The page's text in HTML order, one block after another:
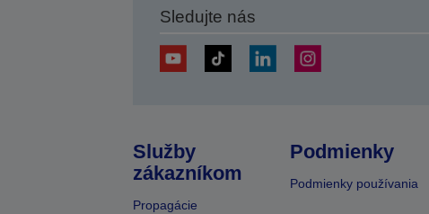
Sledujte nás
Služby
zákazníkom
Propagácie
Podmienky
Podmienky používania